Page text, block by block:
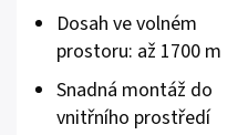
Dosah ve volném
prostoru: až 1700 m
Snadná montáž do
vnitřního prostředí